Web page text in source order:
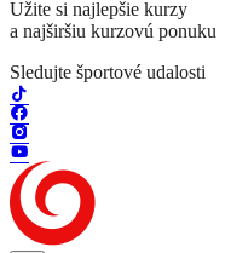
Užite si najlepšie kurzy
a najširšiu kurzovú ponuku
Sledujte športové udalosti